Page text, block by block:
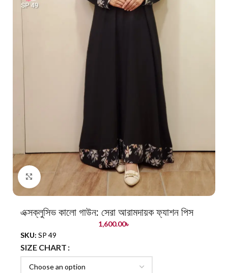
Click to enlarge
এক্সক্লুসিভ কালো গাউন: সেরা আরামদায়ক ফ্যাশন পিস
1,600.00৳
SKU: SP 49
SIZE CHART